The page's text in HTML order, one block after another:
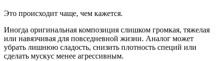
Это происходит чаще, чем кажется.
Иногда оригинальная композиция слишком громкая, тяжелая
или навязчивая для повседневной жизни. Аналог может
убрать лишнюю сладость, снизить плотность специй или
сделать мускус менее агрессивным.